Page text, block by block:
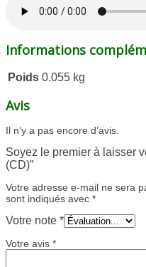
Informations
Poids 0.055 kg
Avis
Il n’y a pas encore d’avis.
Soyez le premier à laisser
(CD)”
Votre adresse e-mail ne sera
sont indiqués avec *
Votre note *
Votre avis *